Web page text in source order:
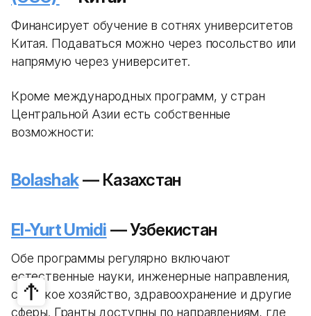
Финансирует обучение в сотнях университетов
Китая. Подаваться можно через посольство или
напрямую через университет.
Кроме международных программ, у стран
Центральной Азии есть собственные
возможности:
Bolashak— Казахстан
El-Yurt Umidi — Узбекистан
Обе программы регулярно включают
естественные науки, инженерные направления,
сельское хозяйство, здравоохранение и другие
сферы. Гранты доступны по направлениям, где